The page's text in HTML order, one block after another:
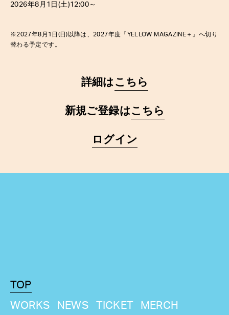
2026年8月1日(土)12:00～
※2027年8月1日(日)以降は、2027年度『YELLOW MAGAZINE ＋ 』へ切り
替わる予定です。
詳細は こちら
新規ご登録はこちら
ログイン
TOP
WORKS
NEWS TICKET MERCH